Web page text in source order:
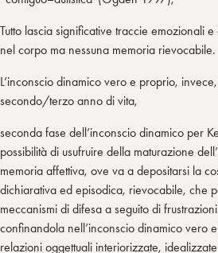
Tutto lascia significative traccie emozionali
nel corpo ma nessuna memoria rievocabile.
L’inconscio dinamico vero e proprio,
secondo/terzo anno di vita,
seconda fase dell’inconscio dinamico per
possibilità di usufruire della maturazione
memoria affettiva, ove va a depositarsi la
dichiarativa ed episodica, rievocabile, che
meccanismi di difesa a seguito di
confinandola nell’inconscio dinamico vero
relazioni oggettuali interiorizzate,